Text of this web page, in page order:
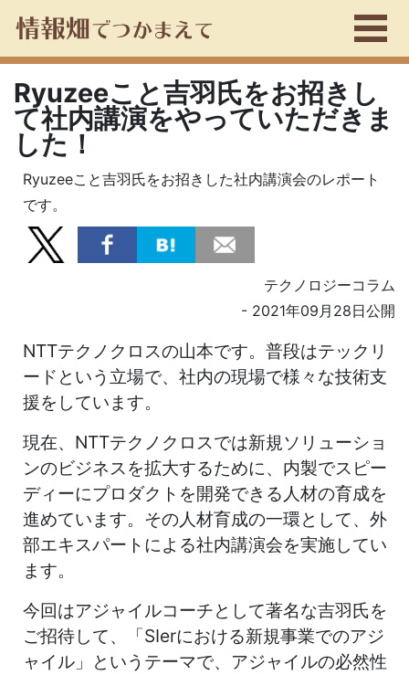
Ryuzeeこと吉羽氏をお招きし
て社内講演をやっていただきま
した！
Ryuzeeこと吉羽氏をお招きした社内講演会のレポート
です。
テクノロジーコラム
- 2021年09月28日公開
NTTテクノクロスの山本です。普段はテックリ
ードという立場で、社内の現場で様々な技術支
援をしています。
現在、NTTテクノクロスでは新規ソリューショ
ンのビジネスを拡大するために、内製でスピー
ディーにプロダクトを開発できる人材の育成を
進めています。その人材育成の一環として、外
部エキスパートによる社内講演会を実施してい
ます。
今回はアジャイルコーチとして著名な吉羽氏を
ご招待して、「SIerにおける新規事業でのアジ
ャイル」というテーマで、アジャイルの必然性